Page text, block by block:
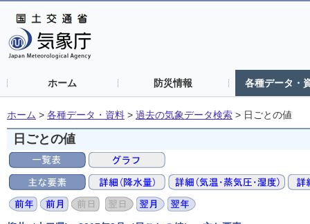
ホーム 防災情報 各種データ・
ホーム > 各種データ・資料 > 過去の気象データ検索 > 日ごとの値
日ごとの値